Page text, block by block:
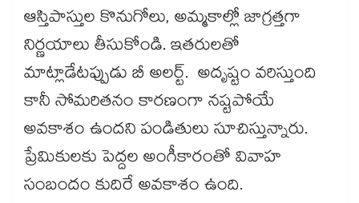
ఆస్తిపాస్తుల కొనుగోలు, అమ్మకాల్లో జాగ్రత్తగా
నిర్ణయాలు తీసుకోండి. ఇతరులతో
మాట్లాడేటప్పుడు బీ అలర్ట్. అదృష్టం వరిస్తుంది
కానీ సోమరితనం కారణంగా నష్టపోయే
అవకాశం ఉందని పండితులు సూచిస్తున్నారు.
ప్రేమికులకు పెద్దల అంగీకారంతో వివాహ
సంబందం కుదిరే అవకాశం ఉంది.